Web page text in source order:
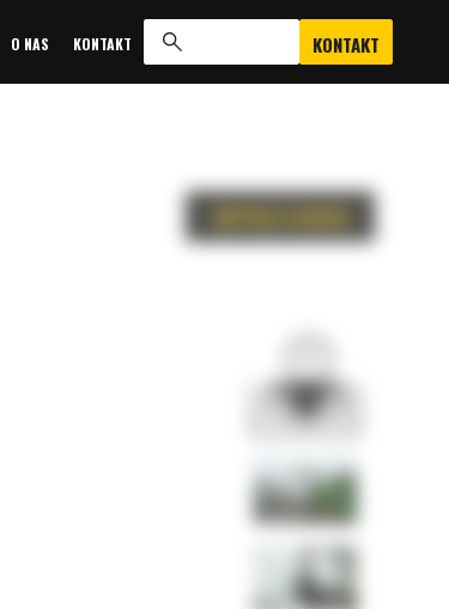
O NAS KONTAKT KONTAKT